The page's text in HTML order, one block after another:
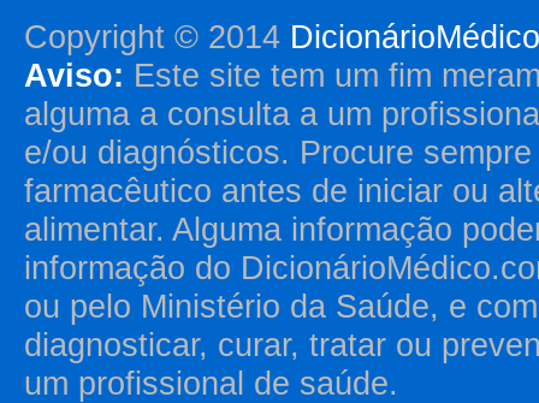
Copyright © 2014
Aviso: Este site tem um fim
alguma a consulta a um
e/ou diagnósticos. Procure
farmacêutico antes de iniciar ou
alimentar. Alguma informação
informação do
ou pelo Ministério da Saúde, e
diagnosticar, curar, tratar ou
um profissional de saúde.